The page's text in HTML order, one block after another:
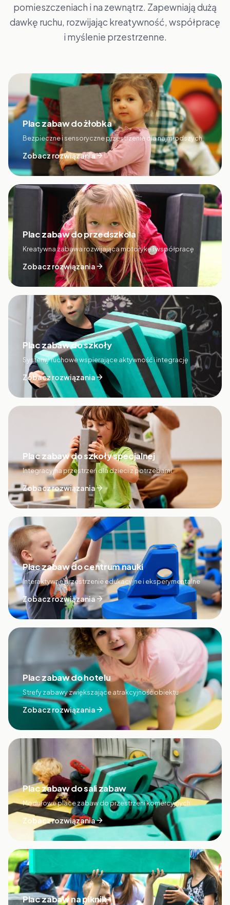
pomieszczeniach i na zewnątrz. Zapewniają dużą
dawkę ruchu, rozwijając kreatywność, współpracę
i myślenie przestrzenne.
Plac zabaw do żłobka
Bezpieczne i sensoryczne przestrzenie dla najmłodszych
Zobacz rozwiązania
Plac zabaw do przedszkola
Kreatywna zabawa rozwijająca motorykę i współpracę
Zobacz rozwiązania
Plac zabaw do szkoły
Systemy ruchowe wspierające aktywność i integrację
Zobacz rozwiązania
Plac zabaw do szkoły specjalnej
Integracyjna przestrzeń dla dzieci z potrzebami
Zobacz rozwiązania
Plac zabaw do centrum nauki
Interaktywne przestrzenie edukacyjne i eksperymentalne
Zobacz rozwiązania
Plac zabaw do hotelu
Strefy zabawy zwiększające atrakcyjność obiektu
Zobacz rozwiązania
Plac zabaw do sali zabaw
Modułowe place zabaw do przestrzeni komercyjnych
Zobacz rozwiązania
Plac zabaw na piknik